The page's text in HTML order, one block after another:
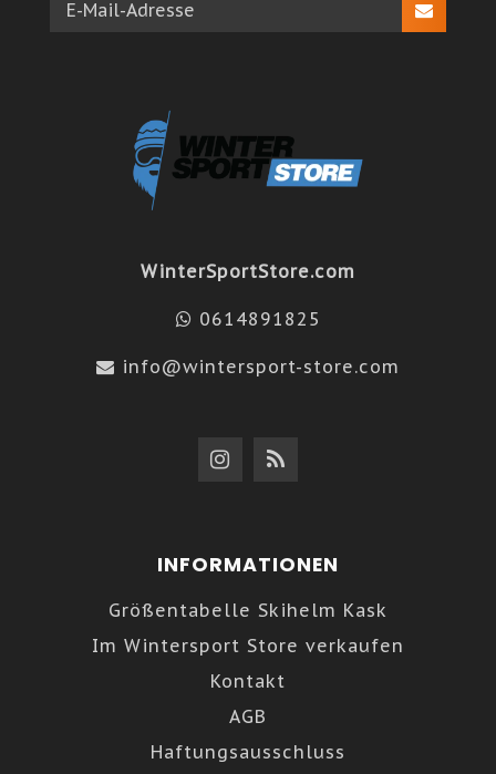
WinterSportStore.com
0614891825
info@wintersport-store.com
INFORMATIONEN
Größentabelle Skihelm Kask
Im Wintersport Store verkaufen
Kontakt
AGB
Haftungsausschluss